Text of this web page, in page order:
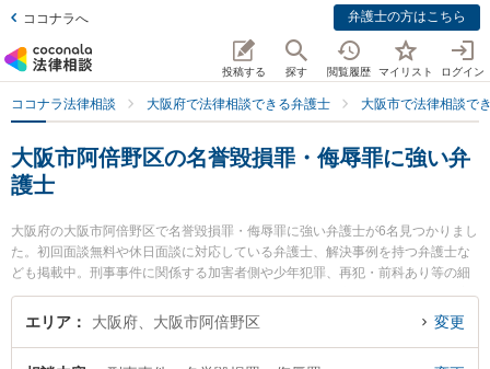
ココナラへ 弁護士の方はこちら
投稿する 探す 閲覧履歴 マイリスト ログイン
ココナラ法律相談 大阪府で法律相談できる弁護士 大阪市で法律相談で
大阪市阿倍野区の名誉毀損罪・侮辱罪に強い弁
護士
大阪府の大阪市阿倍野区で名誉毀損罪・侮辱罪に強い弁護士が6名見つかりまし
た。初回面談無料や休日面談に対応している弁護士、解決事例を持つ弁護士な
ども掲載中。刑事事件に関係する加害者側や少年犯罪、再犯・前科あり等の細
かな分野での絞り込み検索もでき便利です。特にあべの帝西法律事務所の松永
拓也弁護士や天王寺総合法律事務所の山本 達也弁護士、天王寺総合法律事務所
エリア 大阪府、大阪市阿倍野区 変更